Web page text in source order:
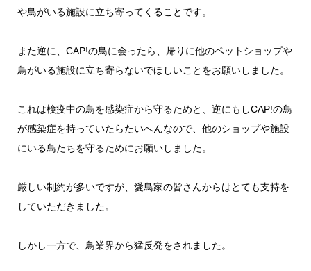
や鳥がいる施設に立ち寄ってくることです。
また逆に、CAP!の鳥に会ったら、帰りに他のペットショップや
鳥がいる施設に立ち寄らないでほしいことをお願いしました。
これは検疫中の鳥を感染症から守るためと、逆にもしCAP!の鳥
が感染症を持っていたらたいへんなので、他のショップや施設
にいる鳥たちを守るためにお願いしました。
厳しい制約が多いですが、愛鳥家の皆さんからはとても支持を
していただきました。
しかし一方で、鳥業界から猛反発をされました。